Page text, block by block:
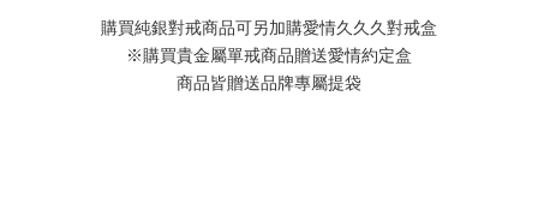
購買純銀對戒商品可另加購愛情久久久對戒盒
※購買貴金屬單戒商品贈送愛情約定盒
商品皆贈送品牌專屬提袋